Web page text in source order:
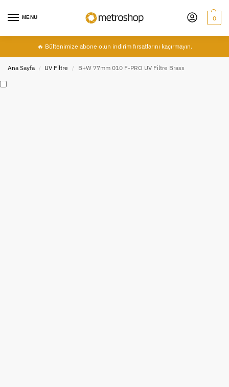
MENU 0
🔥 Bültenimize abone olun indirim fırsatlarını kaçırmayın.
Ana Sayfa / UV Filtre / B+W 77mm 010 F-PRO UV Filtre Brass